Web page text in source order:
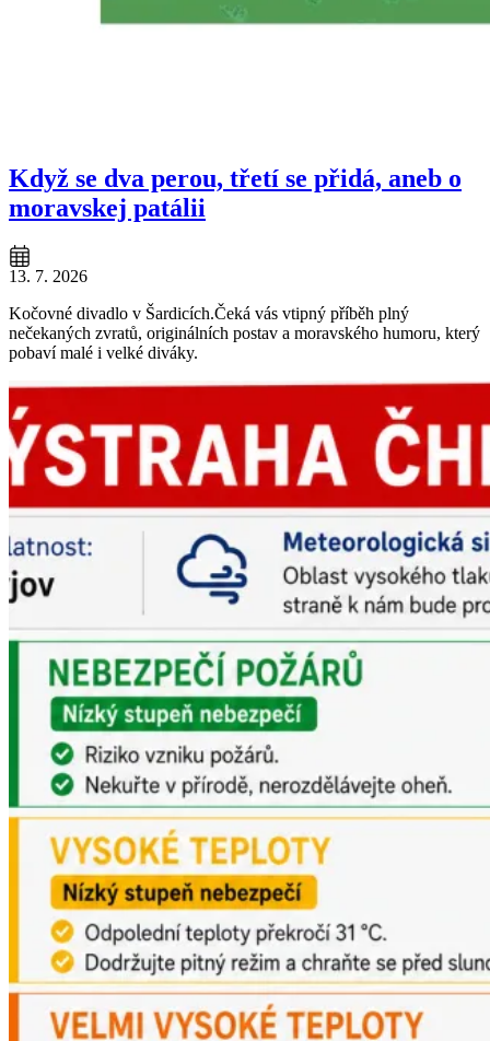
Když se dva perou, třetí se přidá, aneb o
moravskej patálii
13. 7. 2026
Kočovné divadlo v Šardicích.Čeká vás vtipný příběh plný
nečekaných zvratů, originálních postav a moravského humoru, který
pobaví malé i velké diváky.